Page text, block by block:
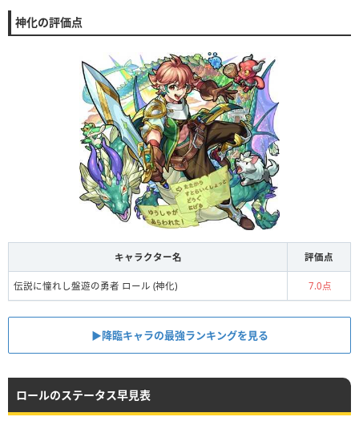
神化の評価点
キャラクター名 評価点
伝説に憧れし盤遊の勇者 ロール (神化) 7.0点
▶︎︎降臨キャラの最強ランキングを見る
ロールのステータス早見表